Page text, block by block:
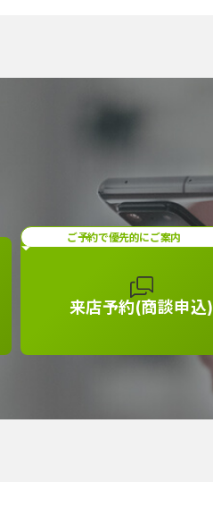
ご予約で優先的にご案内
来店予約(商談申込)